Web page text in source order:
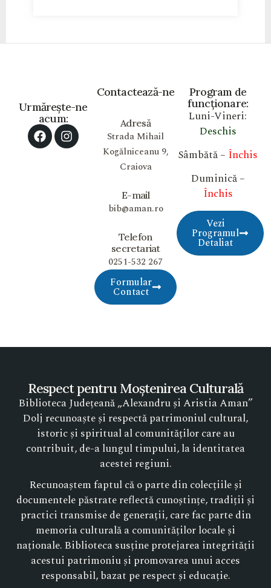
Program de
funcționare:
Luni-Vineri:
Deschis
Sâmbătă – Închis
Duminică –
Închis
Vezi
Programul
Detaliat
Contactează-ne
Adresă
Strada Mihail
Kogălniceanu 9,
Craiova
E-mail
bib@aman.ro
Telefon
secretariat
0251-532 267
Formular
Contact
Urmărește-ne
acum:
Respect pentru Moștenirea Culturală
Biblioteca Județeană „Alexandru și Aristia Aman”
Dolj recunoaște și respectă patrimoniul cultural,
istoric și spiritual al comunităților care au
contribuit, de-a lungul timpului, la identitatea
acestei regiuni.
Recunoaștem faptul că o parte din colecțiile și
documentele păstrate reflectă cunoștințe, tradiții și
practici transmise de generații, care fac parte din
memoria culturală a comunităților locale și
naționale. Biblioteca susține protejarea integrității
acestui patrimoniu și promovarea unui acces
responsabil, bazat pe respect și educație.